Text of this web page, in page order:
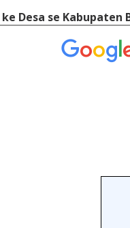
Desa se Kabupaten